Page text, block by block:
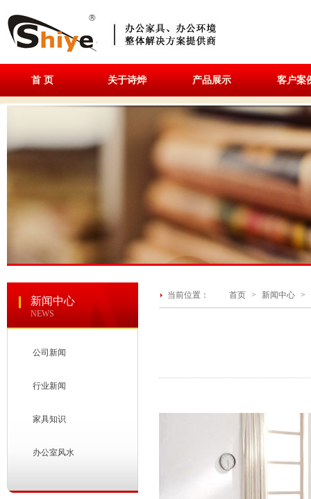
首 页 关于诗烨 产品展示 客户案
新闻中心
NEWS
公司新闻
行业新闻
家具知识
办公室风水
当前位置： 首页 > 新闻中心 >